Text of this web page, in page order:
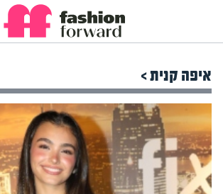
איפה קנית >